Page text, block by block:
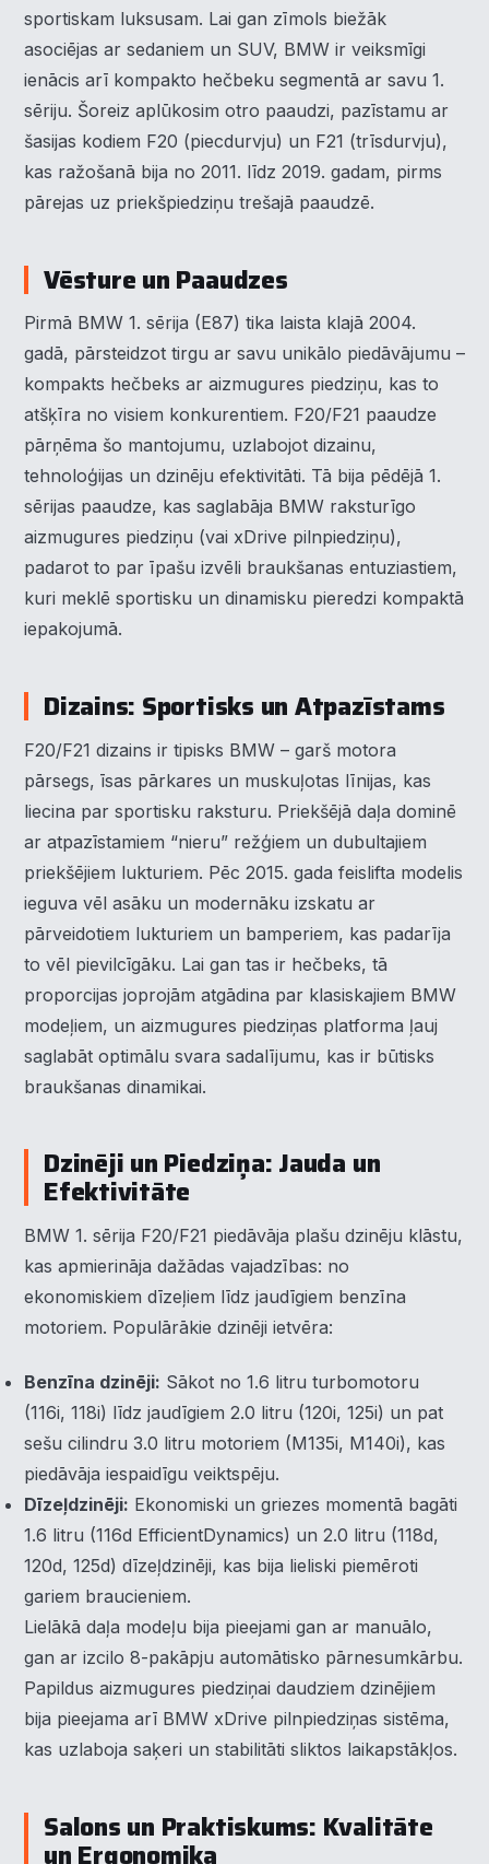
sportiskam luksusam. Lai gan zīmols biežāk
asociējas ar sedaniem un SUV, BMW ir veiksmīgi
ienācis arī kompakto hečbeku segmentā ar savu 1.
sēriju. Šoreiz aplūkosim otro paaudzi, pazīstamu ar
šasijas kodiem F20 (piecdurvju) un F21 (trīsdurvju),
kas ražošanā bija no 2011. līdz 2019. gadam, pirms
pārejas uz priekšpiedziņu trešajā paaudzē.
Vēsture un Paaudzes
Pirmā BMW 1. sērija (E87) tika laista klajā 2004.
gadā, pārsteidzot tirgu ar savu unikālo piedāvājumu –
kompakts hečbeks ar aizmugures piedziņu, kas to
atšķīra no visiem konkurentiem. F20/F21 paaudze
pārņēma šo mantojumu, uzlabojot dizainu,
tehnoloģijas un dzinēju efektivitāti. Tā bija pēdējā 1.
sērijas paaudze, kas saglabāja BMW raksturīgo
aizmugures piedziņu (vai xDrive pilnpiedziņu),
padarot to par īpašu izvēli braukšanas entuziastiem,
kuri meklē sportisku un dinamisku pieredzi kompaktā
iepakojumā.
Dizains: Sportisks un Atpazīstams
F20/F21 dizains ir tipisks BMW – garš motora
pārsegs, īsas pārkares un muskuļotas līnijas, kas
liecina par sportisku raksturu. Priekšējā daļa dominē
ar atpazīstamiem “nieru” režģiem un dubultajiem
priekšējiem lukturiem. Pēc 2015. gada feislifta modelis
ieguva vēl asāku un modernāku izskatu ar
pārveidotiem lukturiem un bamperiem, kas padarīja
to vēl pievilcīgāku. Lai gan tas ir hečbeks, tā
proporcijas joprojām atgādina par klasiskajiem BMW
modeļiem, un aizmugures piedziņas platforma ļauj
saglabāt optimālu svara sadalījumu, kas ir būtisks
braukšanas dinamikai.
Dzinēji un Piedziņa: Jauda un
Efektivitāte
BMW 1. sērija F20/F21 piedāvāja plašu dzinēju klāstu,
kas apmierināja dažādas vajadzības: no
ekonomiskiem dīzeļiem līdz jaudīgiem benzīna
motoriem. Populārākie dzinēji ietvēra:
Benzīna dzinēji: Sākot no 1.6 litru turbomotoru
(116i, 118i) līdz jaudīgiem 2.0 litru (120i, 125i) un pat
sešu cilindru 3.0 litru motoriem (M135i, M140i), kas
piedāvāja iespaidīgu veiktspēju.
Dīzeļdzinēji: Ekonomiski un griezes momentā bagāti
1.6 litru (116d EfficientDynamics) un 2.0 litru (118d,
120d, 125d) dīzeļdzinēji, kas bija lieliski piemēroti
gariem braucieniem.
Lielākā daļa modeļu bija pieejami gan ar manuālo,
gan ar izcilo 8-pakāpju automātisko pārnesumkārbu.
Papildus aizmugures piedziņai daudziem dzinējiem
bija pieejama arī BMW xDrive pilnpiedziņas sistēma,
kas uzlaboja saķeri un stabilitāti sliktos laikapstākļos.
Salons un Praktiskums: Kvalitāte
un Ergonomika